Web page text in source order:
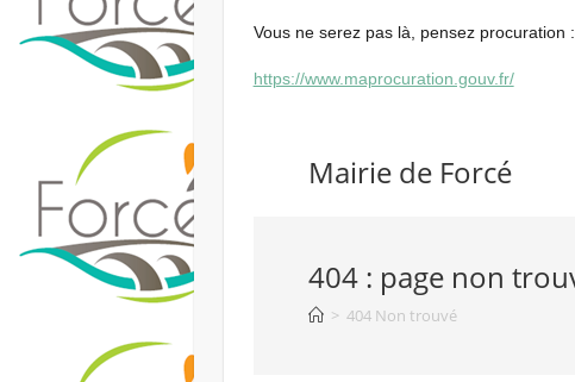
Vous ne serez pas là, pensez procuration :
https://www.maprocuration.gouv.fr/